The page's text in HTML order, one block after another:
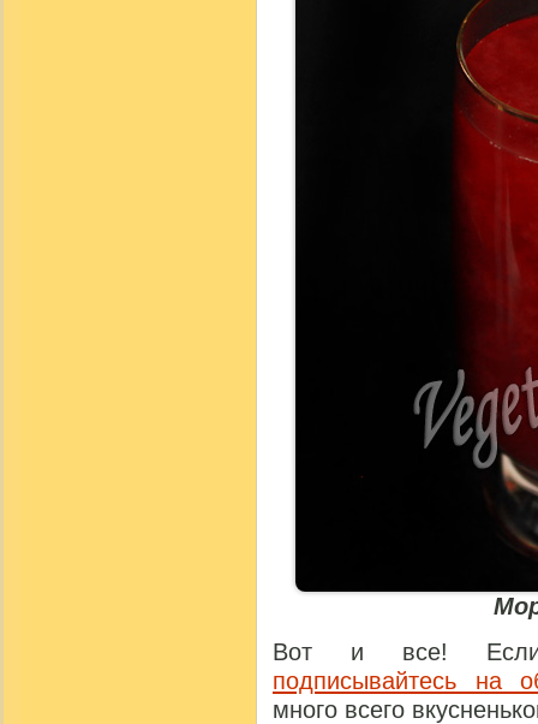
Вот и все! Если
подписывайтесь на
много всего